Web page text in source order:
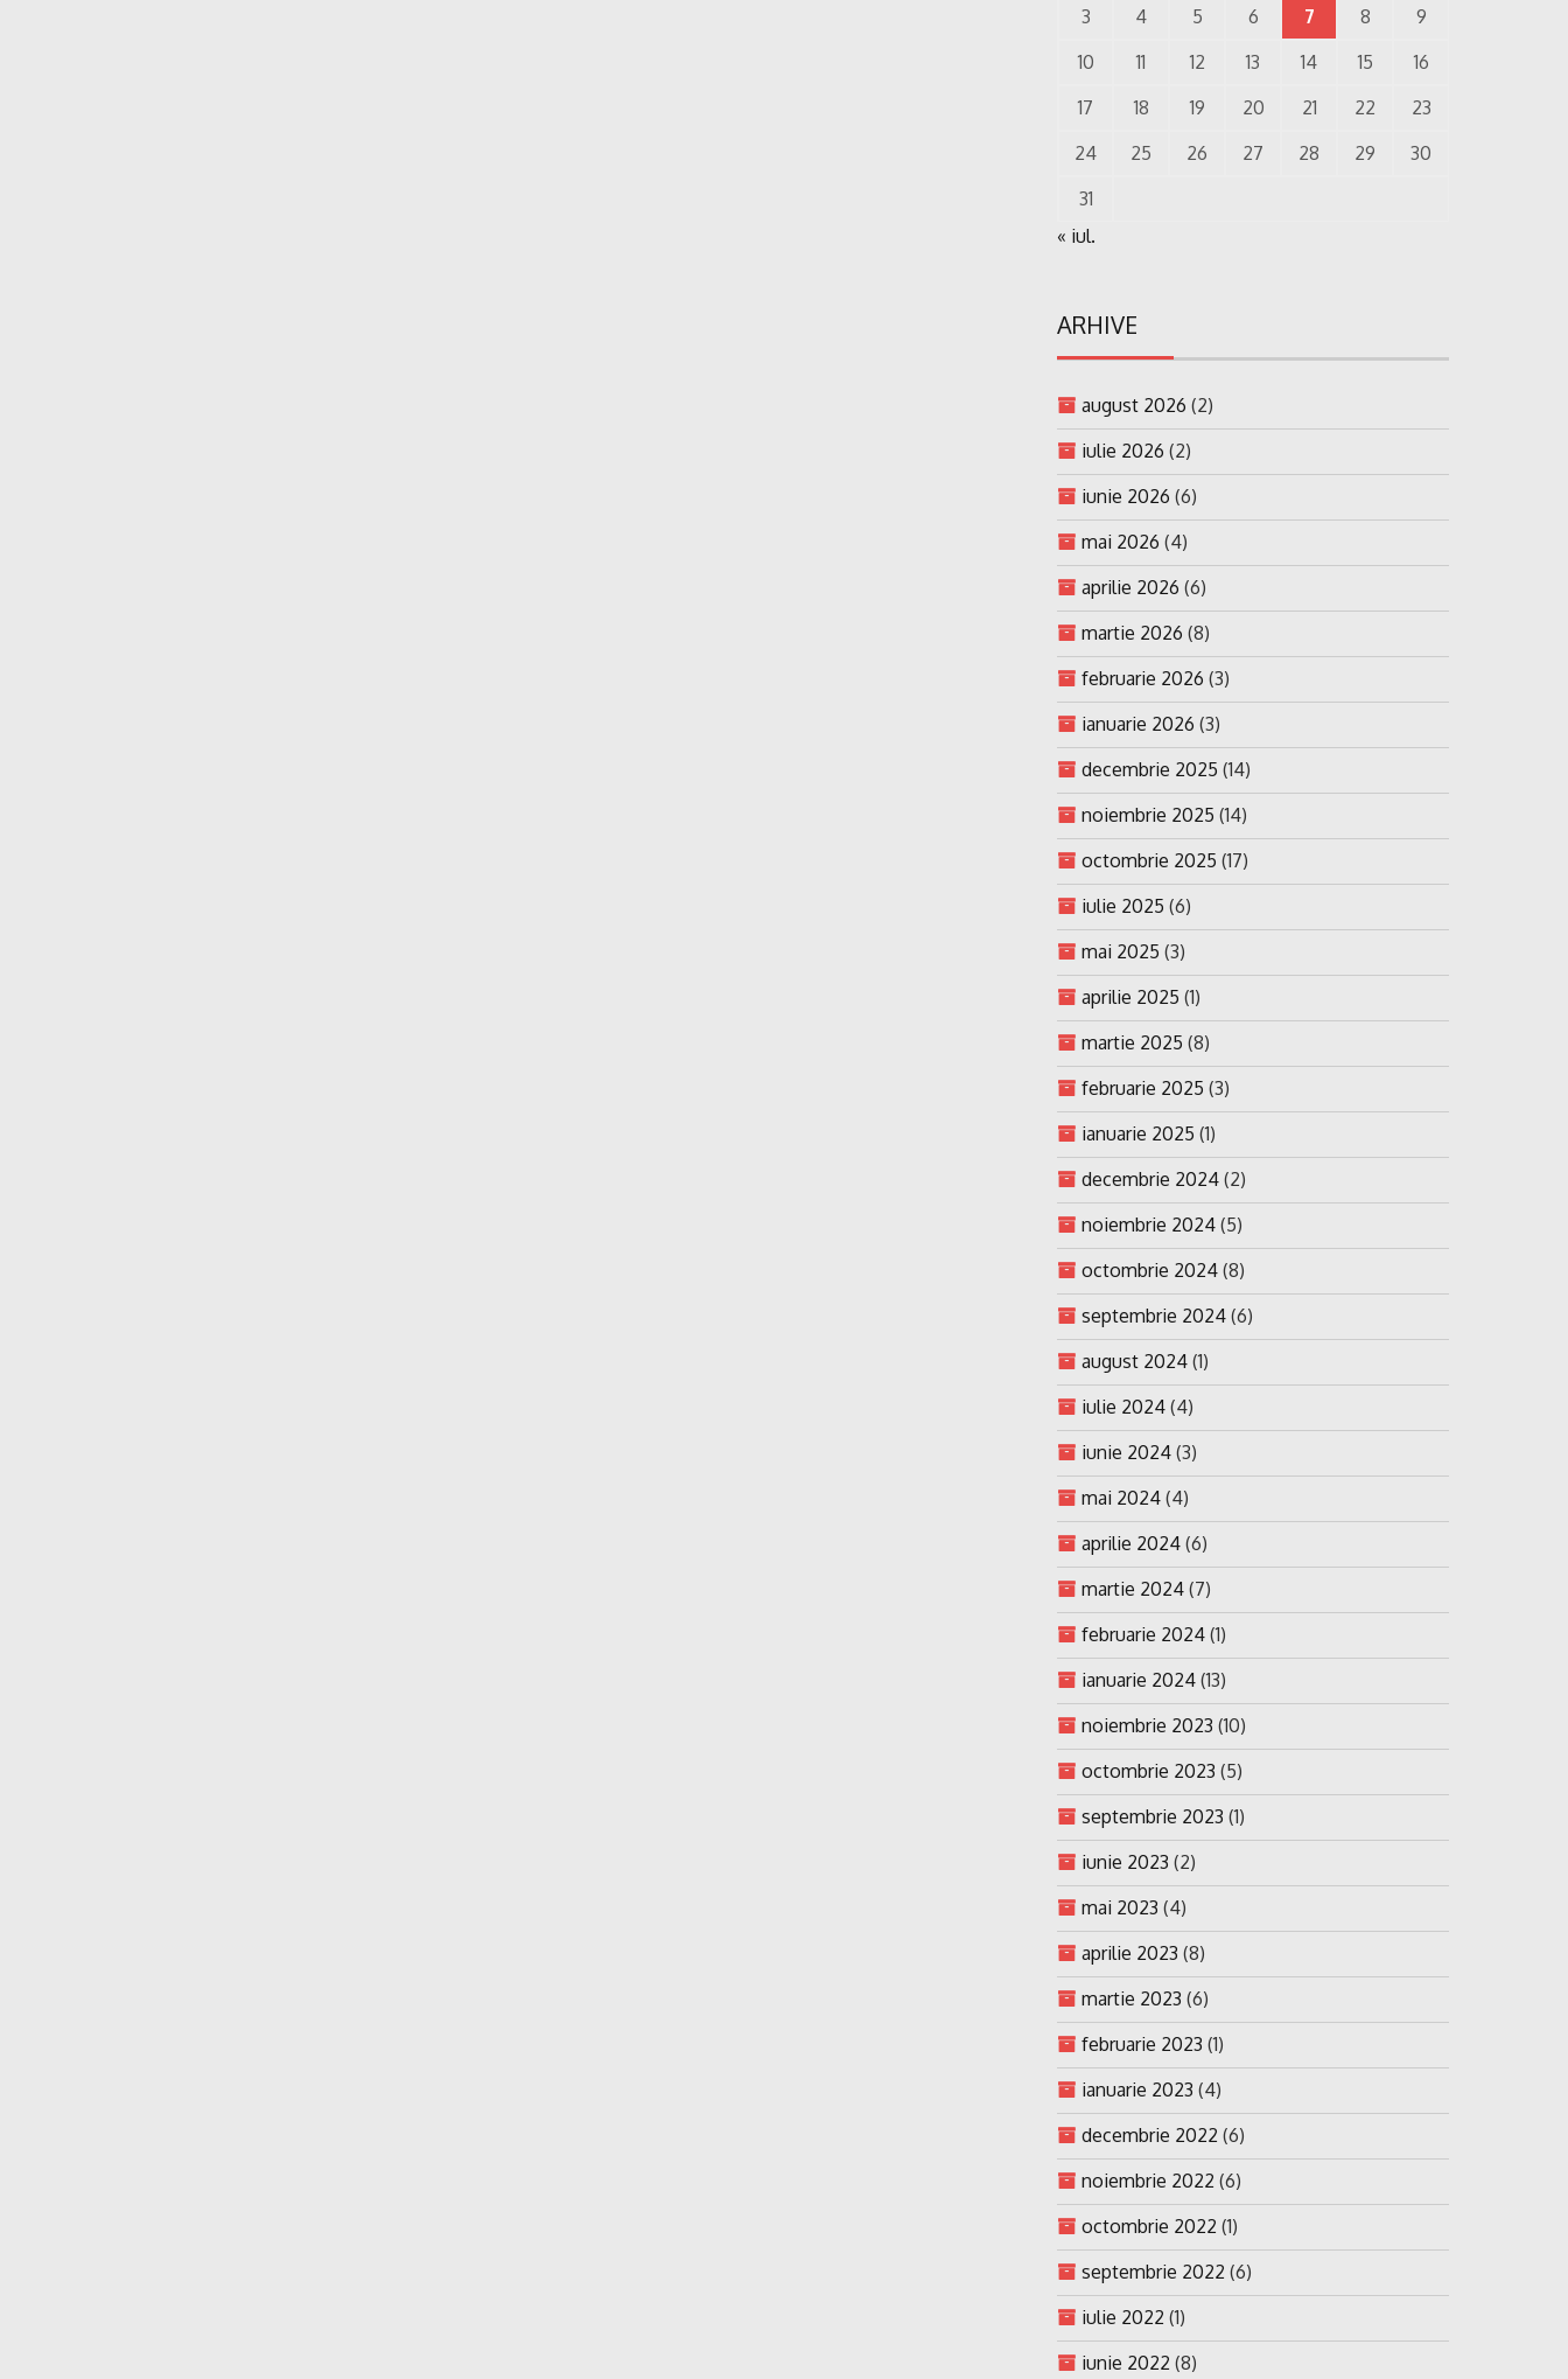
3
4 5 6 7 8
9
10
11 12 13 14 15
16
17
18 19 20 21 22
23
24
25 26 27 28 29
30
31
« iul.
ARHIVE
august 2026 (2)
iulie 2026 (2)
iunie 2026 (6)
mai 2026 (4)
aprilie 2026 (6)
martie 2026 (8)
februarie 2026 (3)
ianuarie 2026 (3)
decembrie 2025 (14)
noiembrie 2025 (14)
octombrie 2025 (17)
iulie 2025 (6)
mai 2025 (3)
aprilie 2025 (1)
martie 2025 (8)
februarie 2025 (3)
ianuarie 2025 (1)
decembrie 2024 (2)
noiembrie 2024 (5)
octombrie 2024 (8)
septembrie 2024 (6)
august 2024 (1)
iulie 2024 (4)
iunie 2024 (3)
mai 2024 (4)
aprilie 2024 (6)
martie 2024 (7)
februarie 2024 (1)
ianuarie 2024 (13)
noiembrie 2023 (10)
octombrie 2023 (5)
septembrie 2023 (1)
iunie 2023 (2)
mai 2023 (4)
aprilie 2023 (8)
martie 2023 (6)
februarie 2023 (1)
ianuarie 2023 (4)
decembrie 2022 (6)
noiembrie 2022 (6)
octombrie 2022 (1)
septembrie 2022 (6)
iulie 2022 (1)
iunie 2022 (8)